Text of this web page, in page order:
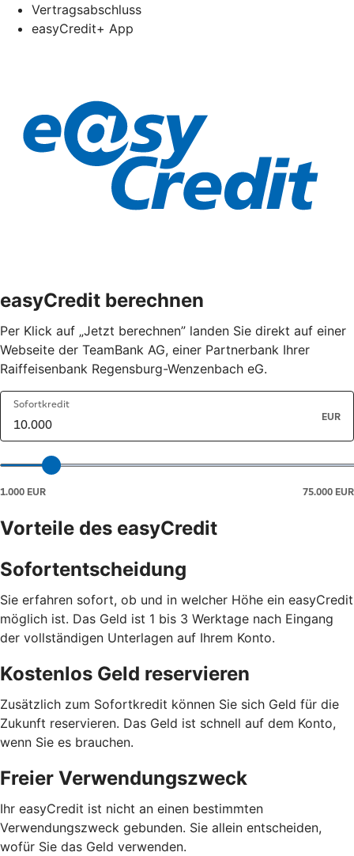
Vertragsabschluss
easyCredit+ App
easyCredit berechnen
Per Klick auf „Jetzt berechnen” landen Sie direkt auf einer
Webseite der TeamBank AG, einer Partnerbank Ihrer
Raiffeisenbank Regensburg-Wenzenbach eG.
Vorteile des easyCredit
Sofortentscheidung
Sie erfahren sofort, ob und in welcher Höhe ein easyCredit
möglich ist. Das Geld ist 1 bis 3 Werktage nach Eingang
der vollständigen Unterlagen auf Ihrem Konto.
Kostenlos Geld reservieren
Zusätzlich zum Sofortkredit können Sie sich Geld für die
Zukunft reservieren. Das Geld ist schnell auf dem Konto,
wenn Sie es brauchen.
Freier Verwendungszweck
Ihr easyCredit ist nicht an einen bestimmten
Verwendungszweck gebunden. Sie allein entscheiden,
wofür Sie das Geld verwenden.